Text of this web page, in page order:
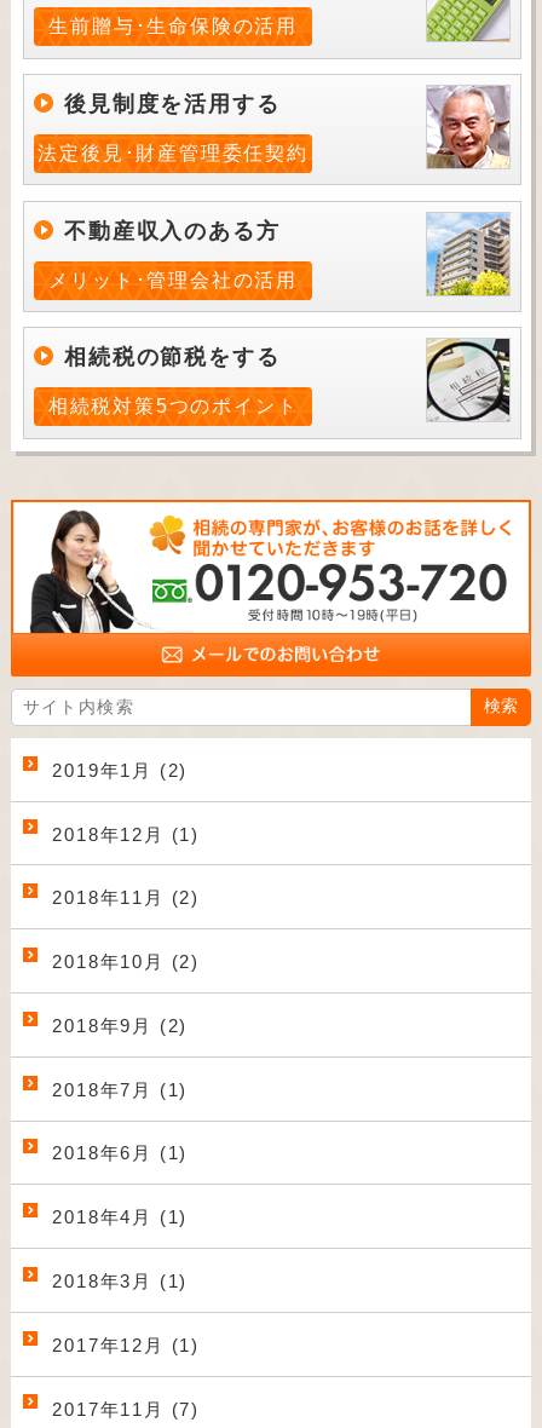
生前贈与･生命保険の活用
後見制度を活用する
法定後見･財産管理委任契約
不動産収入のある方
メリット･管理会社の活用
相続税の節税をする
相続税対策5つのポイント
2019年1月 (2)
2018年12月 (1)
2018年11月 (2)
2018年10月 (2)
2018年9月 (2)
2018年7月 (1)
2018年6月 (1)
2018年4月 (1)
2018年3月 (1)
2017年12月 (1)
2017年11月 (7)